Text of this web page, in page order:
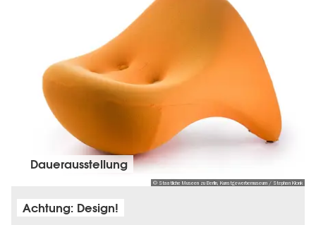
© Staatliche Museen zu Berlin, Kunstgewerbemuseum / Stephan Klonk
Dauer­aus­stel­lung
Achtung: Design!